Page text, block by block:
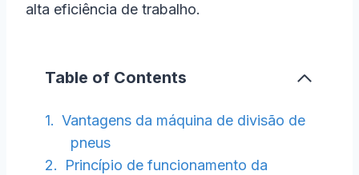
alta eficiência de trabalho.
Table of Contents
Vantagens da máquina de divisão de
pneus
Princípio de funcionamento da